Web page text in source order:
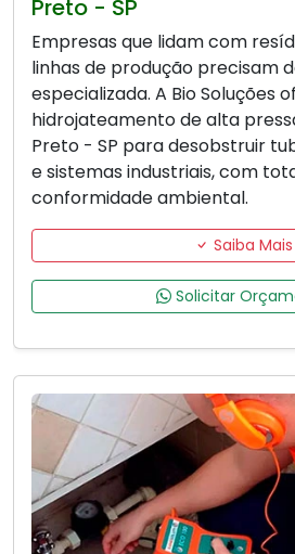
Preto - SP
Empresas que lidam com
linhas de produção precisam
especializada. A Bio Soluções
hidrojateamento de alta
Preto - SP para desobstruir
e sistemas industriais, com
conformidade ambiental.
Saiba Mais
Solicitar